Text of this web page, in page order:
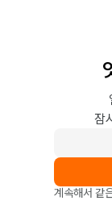
잠
계속해서 같